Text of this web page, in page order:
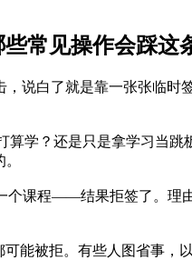
常见操作会踩这
说白了就是靠一张张临
学？还是只是拿学习当
课程——结果拒签了。理
能被拒。有些人图省事